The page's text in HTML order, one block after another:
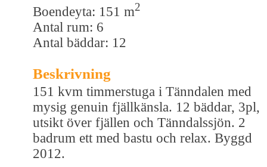
Boendeyta: 151 m2
Antal rum: 6
Antal bäddar: 12
Beskrivning
151 kvm timmerstuga i Tänndalen med
mysig genuin fjällkänsla. 12 bäddar, 3pl,
utsikt över fjällen och Tänndalssjön. 2
badrum ett med bastu och relax. Byggd
2012.